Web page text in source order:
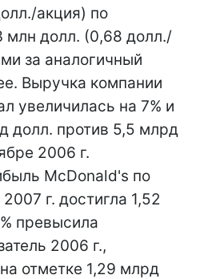
акция) по
млн долл. (0,68 долл./
за аналогичный
Выручка компании
увеличилась на 7% и
долл. против 5,5 млрд
2006 г.
McDonald's по
г. достигла 1,52
превысила
2006 г.,
отметке 1,29 млрд